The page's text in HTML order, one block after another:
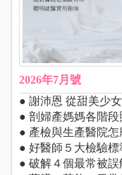
2026年7月號
● 謝沛恩 從甜美少
● 剖婦產媽媽各階段
● 產檢與生產醫院怎
● 好醫師５大檢驗
● 破解４個最常被